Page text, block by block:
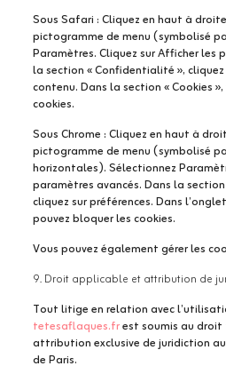
Sous Safari : Cliquez en haut à
pictogramme de menu (symbolisé
Paramètres. Cliquez sur Afficher les
la section « Confidentialité »,
contenu. Dans la section « Cookies
cookies.
Sous Chrome : Cliquez en haut à
pictogramme de menu (symbolisé
horizontales). Sélectionnez
paramètres avancés. Dans la
cliquez sur préférences. Dans
pouvez bloquer les cookies.
Vous pouvez également gérer les
9. Droit applicable et attribution de
Tout litige en relation avec
tetesaflaques.frest soumis au
attribution exclusive de juridiction
de Paris.